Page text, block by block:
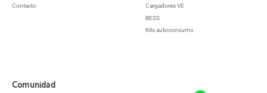
Contacto
Cargadores VE
BESS
Kits autoconsumo
Comunidad